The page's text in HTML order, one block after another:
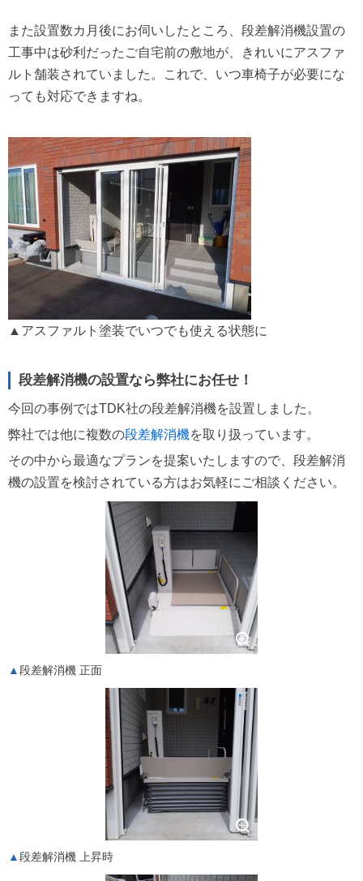
また設置数カ月後にお伺いしたところ、段差解消機設置の
工事中は砂利だったご自宅前の敷地が、きれいにアスファ
ルト舗装されていました。これで、いつ車椅子が必要にな
っても対応できますね。
▲アスファルト塗装でいつでも使える状態に
段差解消機の設置なら弊社にお任せ！
今回の事例ではTDK社の段差解消機を設置しました。
弊社では他に複数の段差解消機を取り扱っています。
その中から最適なプランを提案いたしますので、段差解消
機の設置を検討されている方はお気軽にご相談ください。
段差解消機 正面
段差解消機 上昇時